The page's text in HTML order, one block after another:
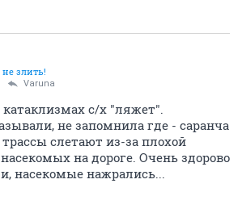
не злить!
Varuna
катаклизмах с/х "ляжет".
не запомнила где - саранча
трассы слетают из-за плохой
на дороге. Очень здорово
насекомые нажрались...